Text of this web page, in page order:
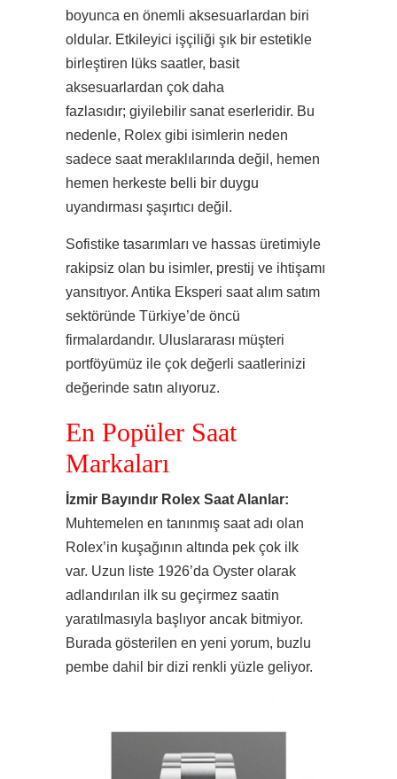
boyunca en önemli aksesuarlardan biri
oldular. Etkileyici işçiliği şık bir estetikle
birleştiren lüks saatler, basit
aksesuarlardan çok daha
fazlasıdır; giyilebilir sanat eserleridir. Bu
nedenle, Rolex gibi isimlerin neden
sadece saat meraklılarında değil, hemen
hemen herkeste belli bir duygu
uyandırması şaşırtıcı değil.
Sofistike tasarımları ve hassas üretimiyle
rakipsiz olan bu isimler, prestij ve ihtişamı
yansıtıyor. Antika Eksperi saat alım satım
sektöründe Türkiye’de öncü
firmalardandır. Uluslararası müşteri
portföyümüz ile çok değerli saatlerinizi
değerinde satın alıyoruz.
En Popüler Saat
Markaları
İzmir Bayındır Rolex Saat Alanlar:
Muhtemelen en tanınmış saat adı olan
Rolex’in kuşağının altında pek çok ilk
var. Uzun liste 1926’da Oyster olarak
adlandırılan ilk su geçirmez saatin
yaratılmasıyla başlıyor ancak bitmiyor.
Burada gösterilen en yeni yorum, buzlu
pembe dahil bir dizi renkli yüzle geliyor.